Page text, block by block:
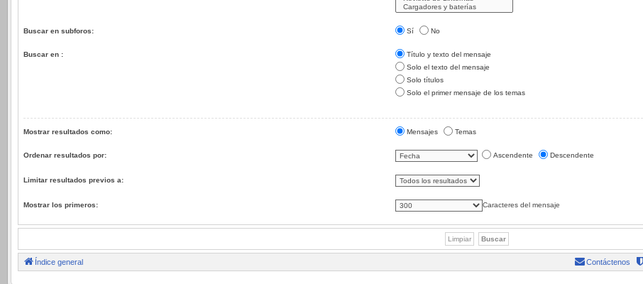
Buscar en subforos: Sí No
Buscar en :
Título y texto del mensaje
Solo el texto del mensaje
Solo títulos
Solo el primer mensaje de los temas
Mostrar resultados como: Mensajes Temas
Ordenar resultados por: Ascendente Descendente
Limitar resultados previos a:
Mostrar los primeros: Caracteres del mensaje
Índice general Contáctenos